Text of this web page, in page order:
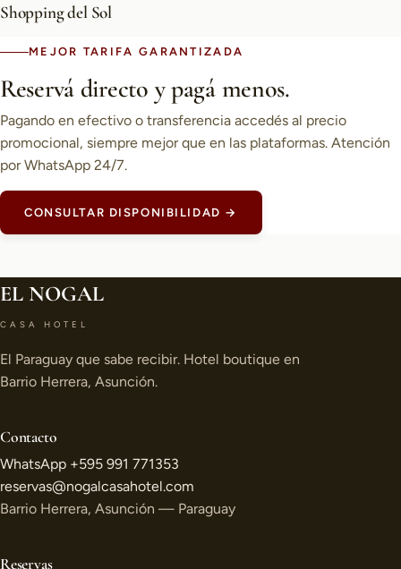
Shopping del Sol
MEJOR TARIFA GARANTIZADA
Reservá directo y pagá menos.
Pagando en efectivo o transferencia accedés al precio
promocional, siempre mejor que en las plataformas. Atención
por WhatsApp 24/7.
CONSULTAR DISPONIBILIDAD →
EL NOGAL
CASA HOTEL
El Paraguay que sabe recibir. Hotel boutique en
Barrio Herrera, Asunción.
Contacto
WhatsApp +595 991 771353
reservas@nogalcasahotel.com
Barrio Herrera, Asunción — Paraguay
Reservas